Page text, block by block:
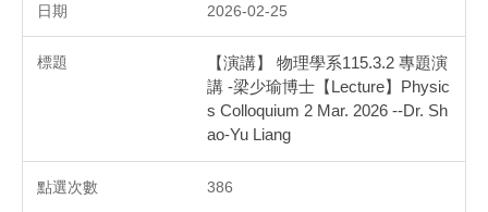
2026-02-25
【演講】 物理學系115.3.2 專題演
講 -梁少瑜博士【Lecture】Physic
s Colloquium 2 Mar. 2026 --Dr. Sh
ao-Yu Liang
386